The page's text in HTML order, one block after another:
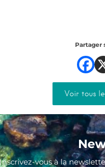
Partager
Voir tous
Inscrivez-vous à la